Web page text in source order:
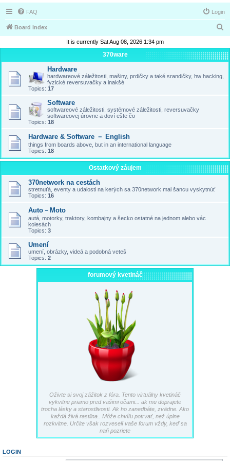
FAQ Login
Board index
a
r
It is currently Sat Aug 08, 2026 1:34 pm
370ware
Hardware
hardwareové záležitosti, mašiny, prdičky a také srandičky, hw hacking,
fyzické reversuvačky a inakšé
Topics: 17
Software
softwareové záležitosti, systémové záležitosti, reversuvačky
softwareovej úrovne a doví ešte čo
Topics: 18
Hardware & Software － English
things from boards above, but in an international language
Topics: 18
Ostatkový záujem
370network na cestách
stretnuťá, eventy a udalosti na kerých sa 370network mal šancu vyskytnúť
Topics: 16
Auto－Moto
autá, motorky, traktory, kombajny a šecko ostatné na jednom alebo vác
kolesách
Topics: 3
Umení
umení, obrázky, videá a podobná veteš
Topics: 2
forumový kvetináč
Oživte si svoj zážitok z fóra. Tento virtuálny kvetináč
vykvitne priamo pred vašimi očami... ak mu doprajete
trocha lásky a starostlivosti. Ak ho zanedbáte, zvädne. Ako
každá živá rastlina.. Môže chvíľu potrvať, než úplne
rozkvitne. Určite však rozveselí vaše forum vždy, keď sa
naň pozriete
LOGIN